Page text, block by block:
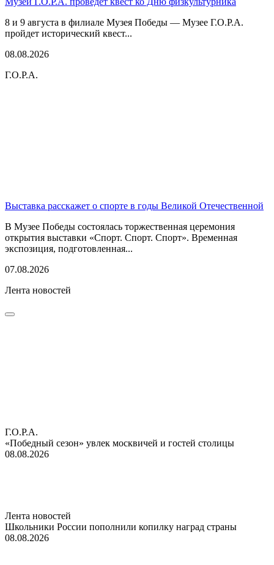
8 и 9 августа в филиале Музея Победы — Музее Г.О.Р.А.
пройдет исторический квест...
08.08.2026
Г.О.Р.А.
Выставка расскажет о спорте в годы Великой Отечественной
В Музее Победы состоялась торжественная церемония
открытия выставки «Спорт. Спорт. Спорт». Временная
экспозиция, подготовленная...
07.08.2026
Лента новостей
Г.О.Р.А.
«Победный сезон» увлек москвичей и гостей столицы
08.08.2026
Лента новостей
Школьники России пополнили копилку наград страны
08.08.2026